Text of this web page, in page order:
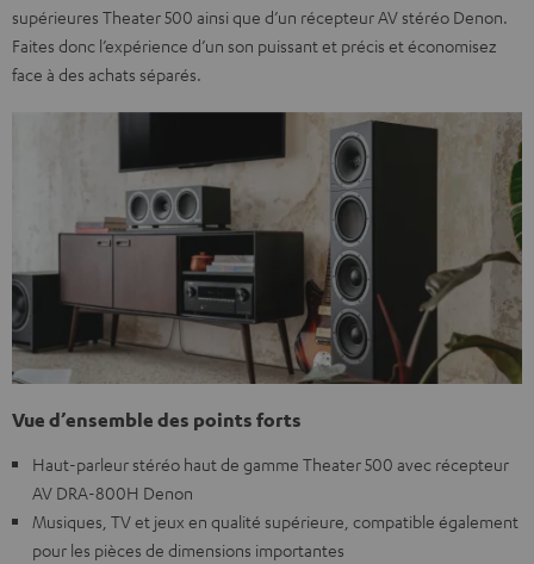
supérieures Theater 500 ainsi que d’un récepteur AV stéréo Denon.
Faites donc l’expérience d’un son puissant et précis et économisez
face à des achats séparés.
Vue d’ensemble des points forts
Haut-parleur stéréo haut de gamme Theater 500 avec récepteur
AV DRA-800H Denon
Musiques, TV et jeux en qualité supérieure, compatible également
pour les pièces de dimensions importantes